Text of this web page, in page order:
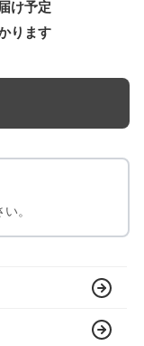
け予定
ります
。